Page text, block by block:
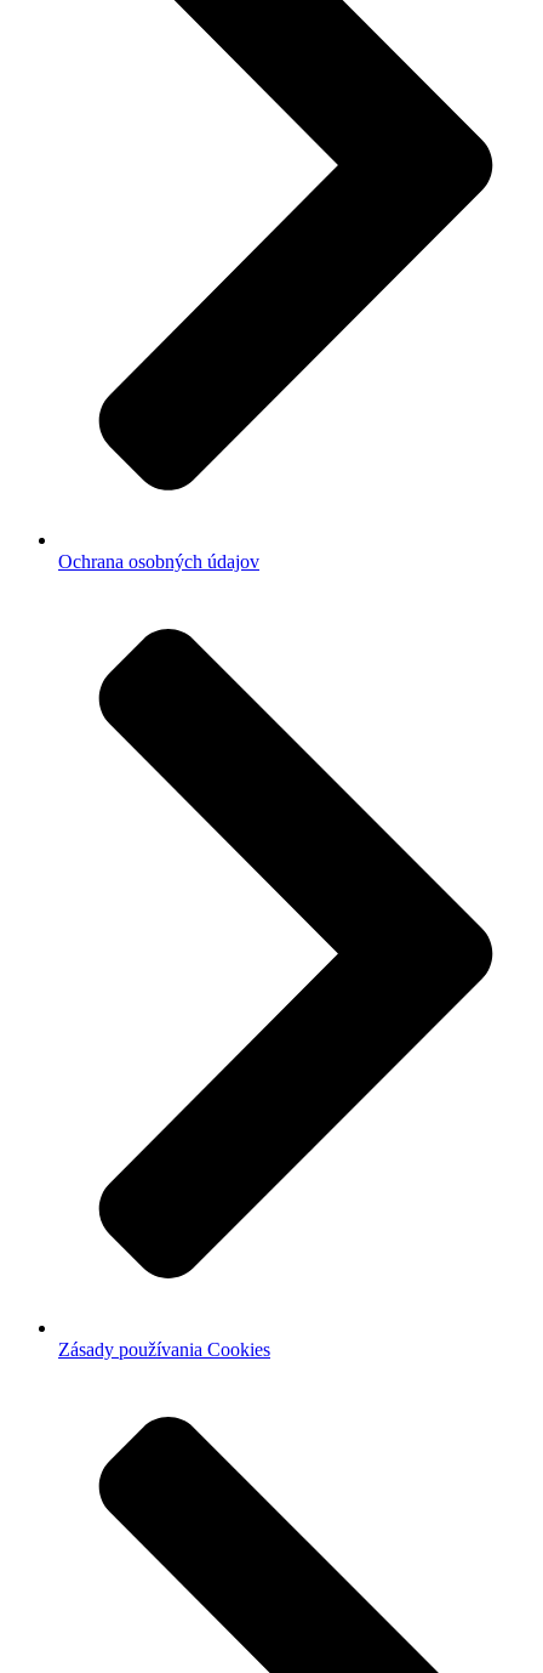
Ochrana osobných údajov
Zásady používania Cookies